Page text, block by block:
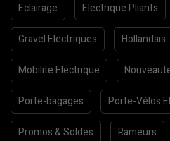
Eclairage Electrique Pliants
Gravel Electriques Hollandais
Mobilite Electrique
Porte-bagages Porte-Vélos
Promos & Soldes Rameurs